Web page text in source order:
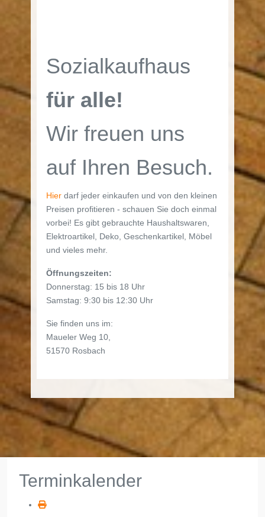
Sozialkaufhaus
für alle!
Wir freuen uns
auf Ihren Besuch.
Hier darf jeder einkaufen und von den kleinen
Preisen profitieren - schauen Sie doch einmal
vorbei! Es gibt gebrauchte Haushaltswaren,
Elektroartikel, Deko, Geschenkartikel, Möbel
und vieles mehr.
Öffnungszeiten:
Donnerstag: 15 bis 18 Uhr
Samstag: 9:30 bis 12:30 Uhr
Sie finden uns im:
Maueler Weg 10,
51570 Rosbach
Terminkalender